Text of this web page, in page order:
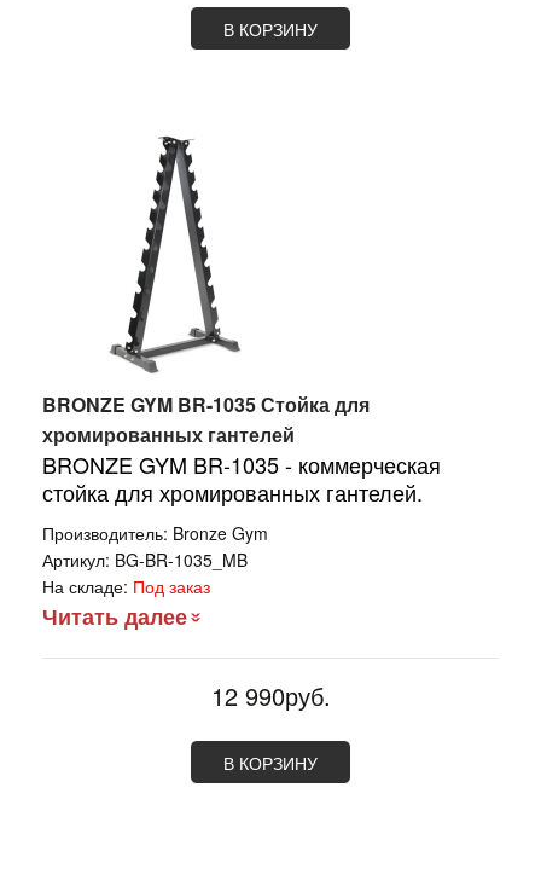
В КОРЗИНУ
BRONZE GYM BR-1035 Стойка для
хромированных гантелей
BRONZE GYM BR-1035 - коммерческая
стойка для хромированных гантелей.
Производитель: Bronze Gym
Артикул: BG-BR-1035_MB
На складе: Под заказ
Читать далее
12 990руб.
В КОРЗИНУ